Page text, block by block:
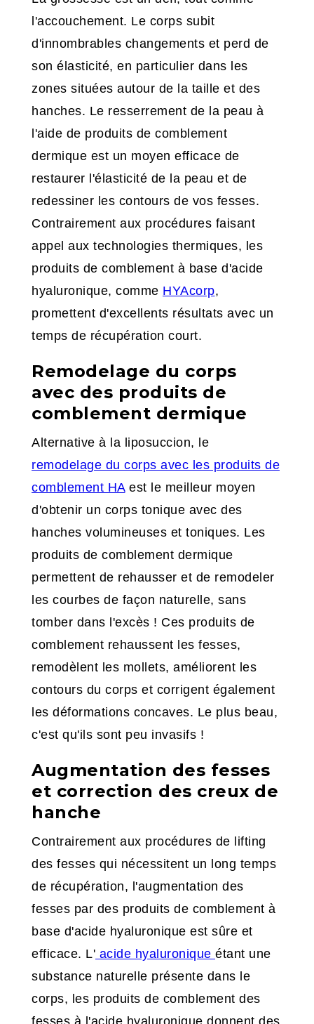
l'accouchement. Le corps subit
d'innombrables changements et perd de
son élasticité, en particulier dans les
zones situées autour de la taille et des
hanches. Le resserrement de la peau à
l'aide de produits de comblement
dermique est un moyen efficace de
restaurer l'élasticité de la peau et de
redessiner les contours de vos fesses.
Contrairement aux procédures faisant
appel aux technologies thermiques, les
produits de comblement à base d'acide
hyaluronique, comme HYAcorp,
promettent d'excellents résultats avec un
temps de récupération court.
Remodelage du corps
avec des produits de
comblement dermique
Alternative à la liposuccion, le
remodelage du corps avec les produits de
comblement HAest le meilleur moyen
d'obtenir un corps tonique avec des
hanches volumineuses et toniques. Les
produits de comblement dermique
permettent de rehausser et de remodeler
les courbes de façon naturelle, sans
tomber dans l'excès ! Ces produits de
comblement rehaussent les fesses,
remodèlent les mollets, améliorent les
contours du corps et corrigent également
les déformations concaves. Le plus beau,
c'est qu'ils sont peu invasifs !
Augmentation des fesses
et correction des creux de
hanche
Contrairement aux procédures de lifting
des fesses qui nécessitent un long temps
de récupération, l'augmentation des
fesses par des produits de comblement à
base d'acide hyaluronique est sûre et
efficace. L' acide hyaluronique étant une
substance naturelle présente dans le
corps, les produits de comblement des